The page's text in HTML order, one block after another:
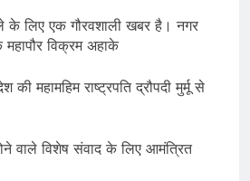
के लिए एक गौरवशाली खबर है। नगर
महापौर विक्रम अहाके
महामहिम राष्ट्रपति द्रौपदी मुर्मू से
वाले विशेष संवाद के लिए आमंत्रित